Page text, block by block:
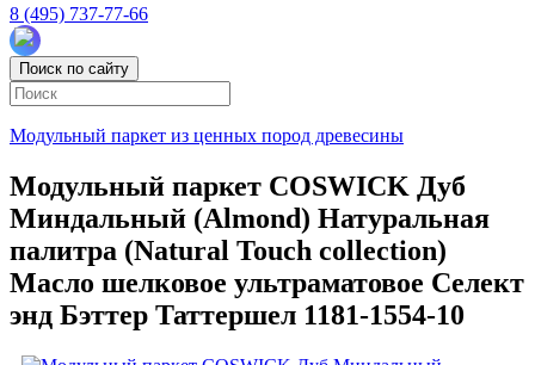
8 (495) 737-77-66
Поиск по сайту
Модульный паркет из ценных пород древесины
Модульный паркет COSWICK Дуб
Миндальный (Almond) Натуральная
палитра (Natural Touch collection)
Масло шелковое ультраматовое Селект
энд Бэттер Таттершел 1181-1554-10